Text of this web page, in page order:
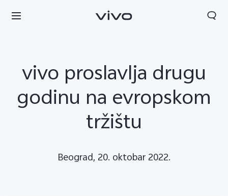
vivo proslavlja drugu
godinu na evropskom
tržištu
Beograd, 20. oktobar 2022.